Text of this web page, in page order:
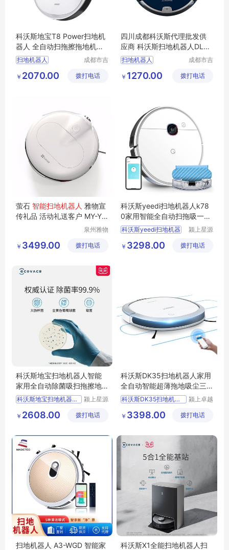
科沃斯地宝T8 Power扫地机
器人 全自动扫拖擦拖地机智
能家用吸尘器DLX11-22
扫地机器人
扫地机器人价格
成都市吉
技有限公
￥ 2070.00 拨打电话
四川成都科沃斯代理批发供
应商 科沃斯扫地机器人DL35
扫拖一体智能洗地机
扫地机器人
扫地机器人价格
成都市吉
技有限公
￥ 1270.00 拨打电话
萤石 智能扫地机器人 雅物宣
传礼品 活动礼送客户 MY-YS
泉州雅物
公司
￥ 3499.00 拨打电话
科沃斯yeedi扫地机器人k78
0家用智能全自动扫拖吸一体
2hybrid
科沃斯yeedi扫地机器
颍上星源
有限公司
￥ 3298.00 拨打电话
科沃斯地宝扫地机器人智能
家用全自动除菌吸扫拖擦地
一体机
科沃斯地宝扫地机器人智能
颍上星源
有限公司
￥ 2608.00 拨打电话
科沃斯DK35扫地机器人家用
全自动智能超薄拖地吸尘三
合一扫拖一体
科沃斯DK35扫地机器人
颍上卓越
有限公司
￥ 3398.00 拨打电话
扫地机器人 A3-WGD 智能家
科沃斯X1全能扫地机器人扫